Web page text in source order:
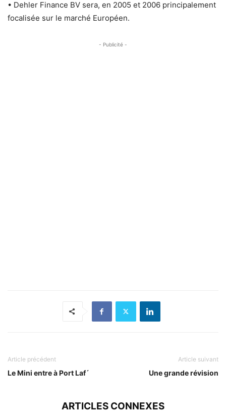
• Dehler Finance BV sera, en 2005 et 2006 principalement
focalisée sur le marché Européen.
- Publicité -
Article précédent
Le Mini entre à Port Laf´
Article suivant
Une grande révision
ARTICLES CONNEXES